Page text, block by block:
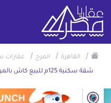
/ القاهرة / المرج / عقارات
شقة سكنية 125م للبيع كاش بالمرج القاهرة